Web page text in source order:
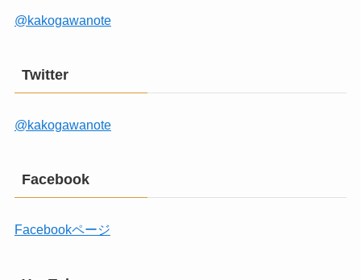
@kakogawanote
Twitter
@kakogawanote
Facebook
Facebookページ